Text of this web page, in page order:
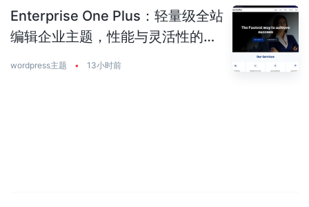
Enterprise One Plus：轻量级全站
编辑企业主题，性能与灵活性的完
wordpress主题 • 13小时前